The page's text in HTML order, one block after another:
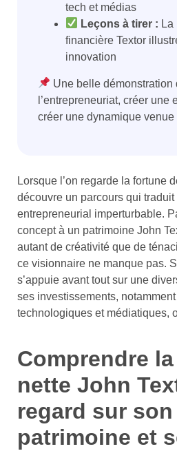
tech et médias
Leçons à tirer :
financière Textor
innovation
Une belle démonstration
l’entrepreneuriat, créer une
créer une dynamique venue
Lorsque l’on regarde la fortune
découvre un parcours qui
entrepreneurial imperturbable.
concept à un patrimoine John
autant de créativité que de
ce visionnaire ne manque pas.
s’appuie avant tout sur une
ses investissements,
technologiques et médiatiques,
Comprendre
nette John
regard sur son
patrimoine et